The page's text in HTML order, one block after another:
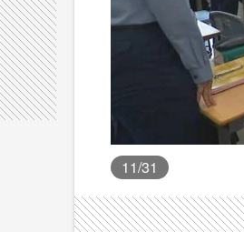
11/31